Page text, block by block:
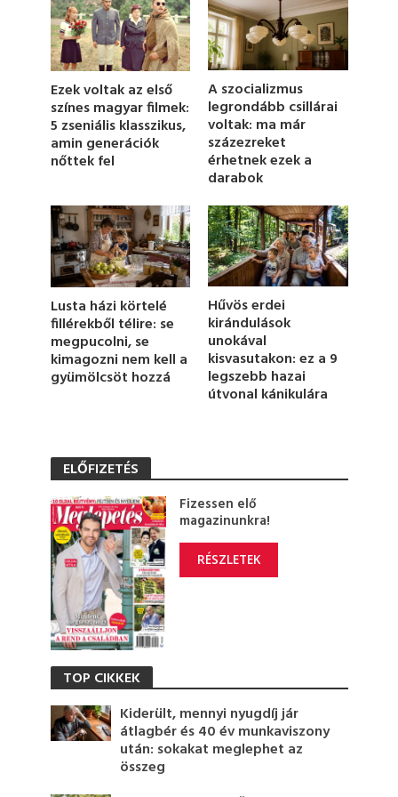
n
d
s
o
f
m
i
n
u
t
e
s
e
c
o
n
d
Ezek voltak az első
színes magyar filmek:
5 zseniális klasszikus,
amin generációk
nőttek fel
A szocializmus
legrondább csillárai
voltak: ma már
százezreket
érhetnek ezek a
darabok
Lusta házi körtelé
fillérekből télire: se
megpucolni, se
kimagozni nem kell a
gyümölcsöt hozzá
Hűvös erdei
kirándulások
unokával
kisvasutakon: ez a 9
legszebb hazai
útvonal kánikulára
ELŐFIZETÉS
Fizessen elő
magazinunkra!
RÉSZLETEK
TOP CIKKEK
Kiderült, mennyi nyugdíj jár
átlagbér és 40 év munkaviszony
után: sokakat meglephet az
összeg